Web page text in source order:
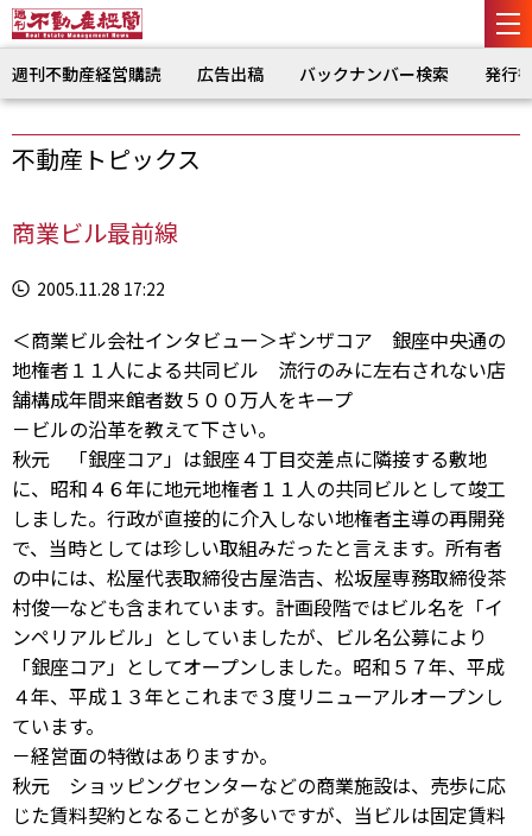
週刊不動産経営購読 広告出稿 バックナンバー検索 発行
不動産トピックス
商業ビル最前線
2005.11.28 17:22
＜商業ビル会社インタビュー＞ギンザコア 銀座中央通の
地権者１１人による共同ビル 流行のみに左右されない店
舗構成年間来館者数５００万人をキープ
－ビルの沿革を教えて下さい。
秋元 「銀座コア」は銀座４丁目交差点に隣接する敷地
に、昭和４６年に地元地権者１１人の共同ビルとして竣工
しました。行政が直接的に介入しない地権者主導の再開発
で、当時としては珍しい取組みだったと言えます。所有者
の中には、松屋代表取締役古屋浩吉、松坂屋専務取締役茶
村俊一なども含まれています。計画段階ではビル名を「イ
ンペリアルビル」としていましたが、ビル名公募により
「銀座コア」としてオープンしました。昭和５７年、平成
４年、平成１３年とこれまで３度リニューアルオープンし
ています。
－経営面の特徴はありますか。
秋元 ショッピングセンターなどの商業施設は、売歩に応
じた賃料契約となることが多いですが、当ビルは固定賃料